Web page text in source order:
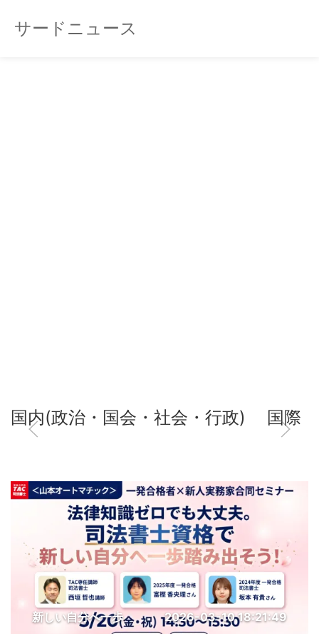
サードニュース
国内(政治・国会・社会・行政) 国際
新しい自分へ一歩 2026-03-10 18:21:49